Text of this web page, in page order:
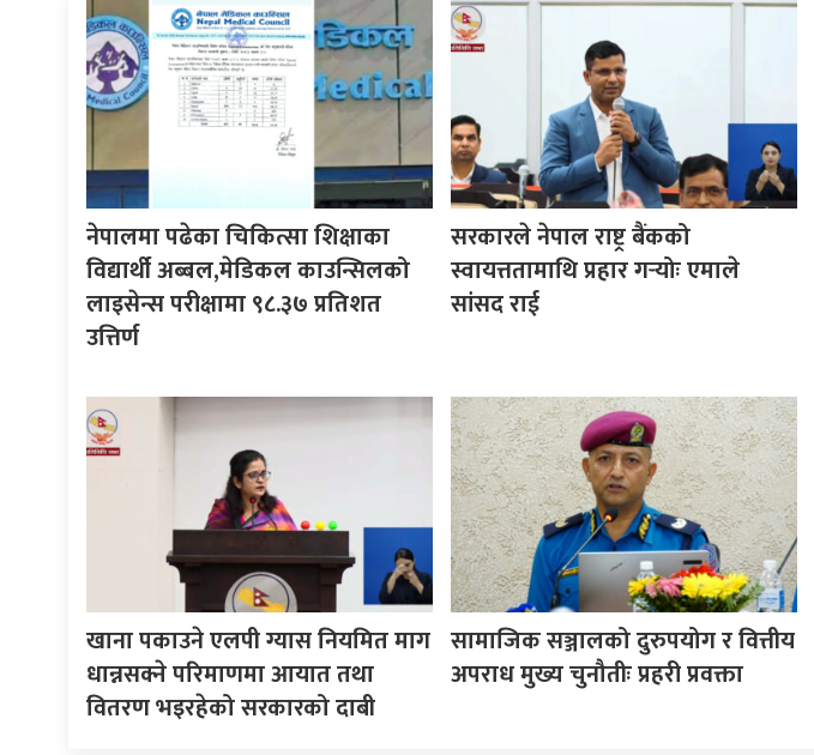
नेपालमा पढेका चिकित्सा शिक्षाका
विद्यार्थी अब्बल,मेडिकल काउन्सिलको
लाइसेन्स परीक्षामा ९८.३७ प्रतिशत
उत्तिर्ण
सरकारले नेपाल राष्ट्र बैंकको
स्वायत्ततामाथि प्रहार गर्‍योः एमाले
सांसद राई
खाना पकाउने एलपी ग्यास नियमित माग
धान्नसक्ने परिमाणमा आयात तथा
वितरण भइरहेको सरकारको दाबी
सामाजिक सञ्जालको दुरुपयोग र वित्तीय
अपराध मुख्य चुनौतीः प्रहरी प्रवक्ता